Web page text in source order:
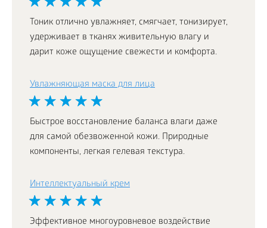
Тоник отлично увлажняет, смягчает, тонизирует,
удерживает в тканях живительную влагу и
дарит коже ощущение свежести и комфорта.
Увлажняющая маска для лица
Быстрое восстановление баланса влаги даже
для самой обезвоженной кожи. Природные
компоненты, легкая гелевая текстура.
Интеллектуальный крем
Эффективное многоуровневое воздействие